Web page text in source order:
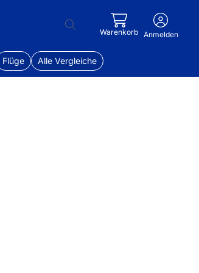
Warenkorb Anmelden
Flüge Alle Vergleiche